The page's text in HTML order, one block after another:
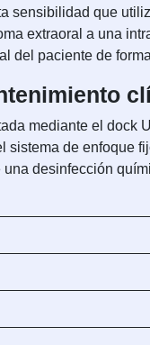
sensibilidad que
extraoral a una
del paciente de
mediante el
sistema de enfoque
desinfección